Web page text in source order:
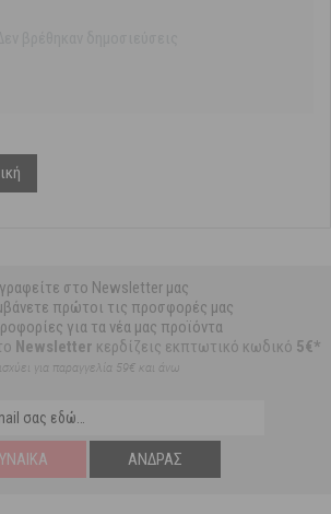
στο Newsletter μας
πρώτοι τις προσφορές μας
για τα νέα μας προϊόντα
Newsletter κερδίζεις εκπτωτικό κωδικό 5€*
για παραγγελία 59€ και άνω
ΆΝΔΡΑΣ